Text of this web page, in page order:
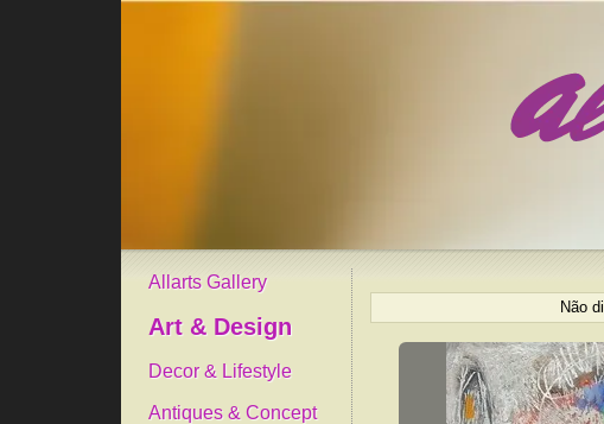
Allarts Gallery
Art & Design
Decor & Lifestyle
Antiques & Concept
Não